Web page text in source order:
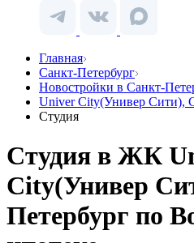
Главная
Санкт-Петербург
Новостройки в Санкт-
Univer City(Универ Сити),
Студия
Студия в ЖК
City(Универ
Петербург по